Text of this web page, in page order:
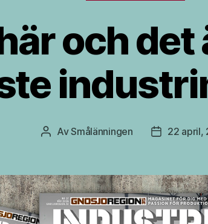
och
Inläggsförfattare
AvSmålänningen 22 april,